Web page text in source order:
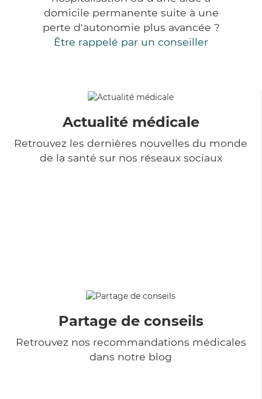
domicile permanente suite à une
perte d'autonomie plus avancée ?
Être rappelé par un conseiller
Actualité médicale
Retrouvez les dernières nouvelles du monde
de la santé sur nos réseaux sociaux
Partage de conseils
Retrouvez nos recommandations médicales
dans notre blog